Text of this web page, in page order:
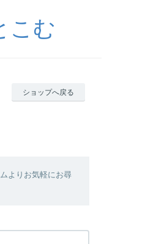
こむ
ショップへ戻る
よりお気軽にお尋